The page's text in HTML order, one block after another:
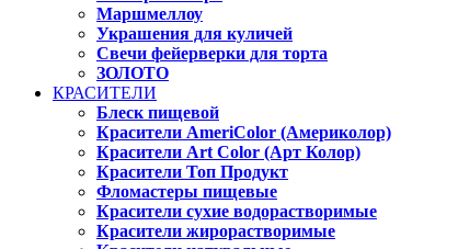
Маршмеллоу
Украшения для куличей
Свечи фейерверки для торта
ЗОЛОТО
КРАСИТЕЛИ
Блеск пищевой
Красители AmeriColor (Америколор)
Красители Art Color (Арт Колор)
Красители Топ Продукт
Фломастеры пищевые
Красители сухие водорастворимые
Красители жирорастворимые